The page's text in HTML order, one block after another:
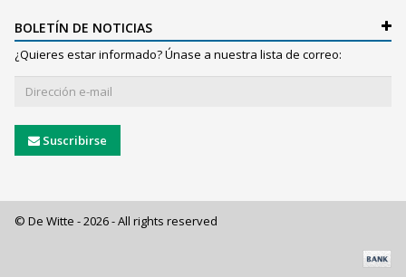
BOLETÍN DE NOTICIAS
¿Quieres estar informado? Únase a nuestra lista de correo:
Suscribirse
© De Witte - 2026 - All rights reserved